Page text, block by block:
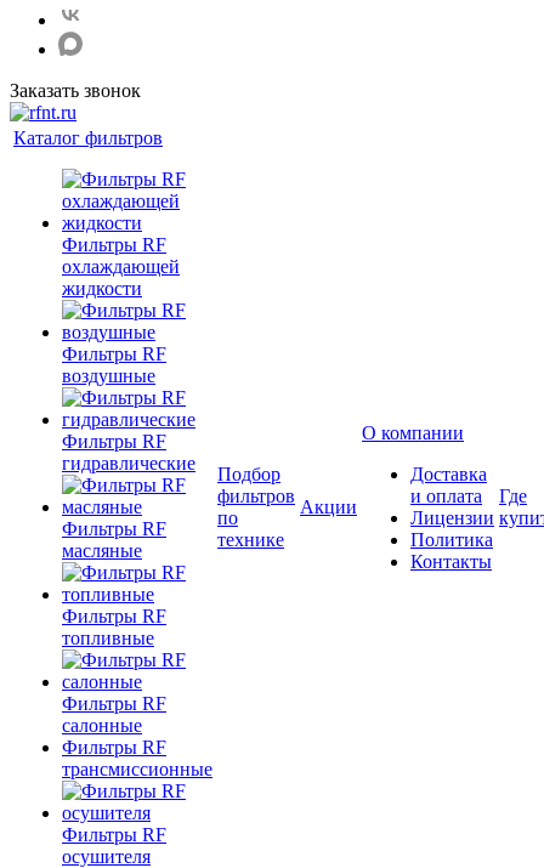
Заказать звонок
Каталог фильтров
Фильтры RF
охлаждающей
жидкости
Фильтры RF
воздушные
Фильтры RF
гидравлические
Фильтры RF
масляные
Фильтры RF
топливные
Фильтры RF
салонные
Фильтры RF
трансмиссионные
Фильтры RF
осушителя
Подбор
фильтров
по
технике
Акции
О компании
Доставка
и оплата
Лицензии
Политика
Контакты
Где